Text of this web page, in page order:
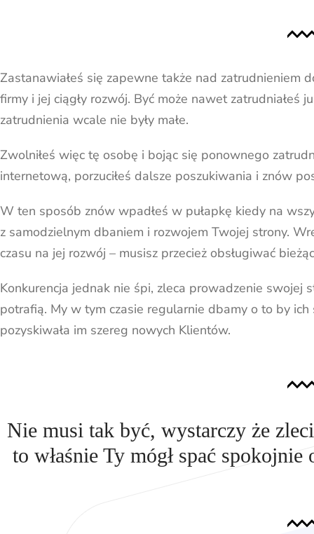
Zastanawiałeś się zapewne także nad zatrudnieniem
firmy i jej ciągły rozwój. Być może nawet zatrudniałeś
zatrudnienia wcale nie były małe.
Zwolniłeś więc tę osobę i bojąc się ponownego
internetową, porzuciłeś dalsze poszukiwania i znów
W ten sposób znów wpadłeś w pułapkę kiedy na
z samodzielnym dbaniem i rozwojem Twojej strony.
czasu na jej rozwój – musisz przecież obsługiwać
Konkurencja jednak nie śpi, zleca prowadzenie
potrafią. My w tym czasie regularnie dbamy o to by
pozyskiwała im szereg nowych Klientów.
Nie musi tak być, wystarczy że
to właśnie Ty mógł spać